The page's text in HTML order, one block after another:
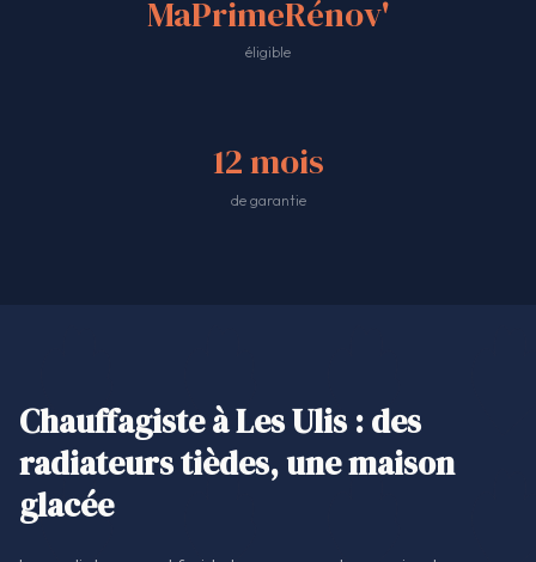
MaPrimeRénov'
éligible
12 mois
de garantie
Chauffagiste à Les Ulis : des
radiateurs tièdes, une maison
glacée